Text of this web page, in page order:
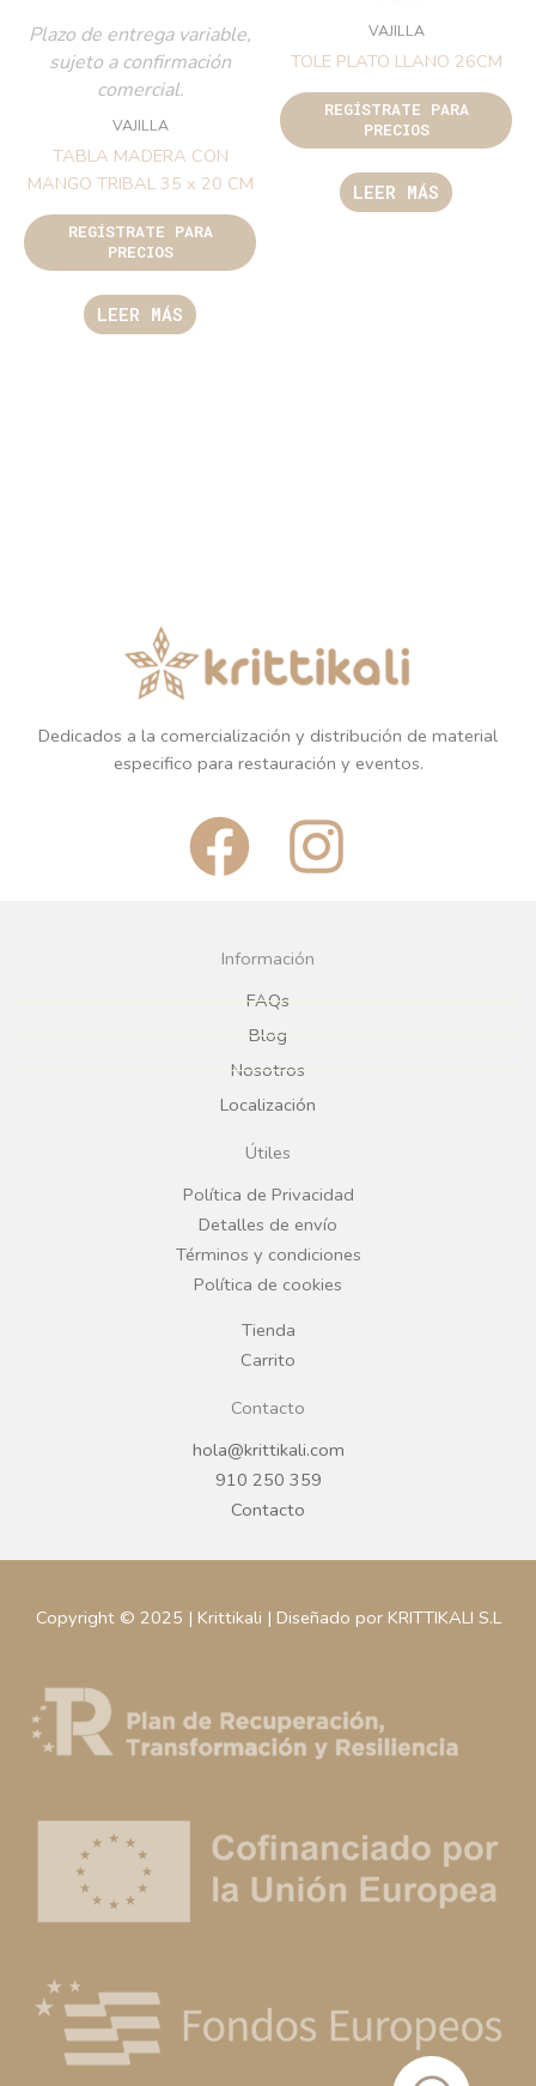
Plazo de entrega variable,
sujeto a confirmación
comercial.
VAJILLA
TABLA MADERA CON
MANGO TRIBAL 35 x 20 CM
REGÍSTRATE PARA
PRECIOS
LEER MÁS
VAJILLA
TOLE PLATO LLANO 26CM
REGÍSTRATE PARA
PRECIOS
LEER MÁS
Dedicados a la comercialización y distribución de material
especifico para restauración y eventos.
F
a
c
e
b
o
o
k
I
n
g
r
a
Información
FAQs
Blog
Nosotros
Localización
Útiles
Política de Privacidad
Detalles de envío
Términos y condiciones
Política de cookies
Tienda
Carrito
Contacto
hola@krittikali.com
910 250 359
Contacto
Copyright © 2025 | Krittikali | Diseñado por KRITTIKALI S.L